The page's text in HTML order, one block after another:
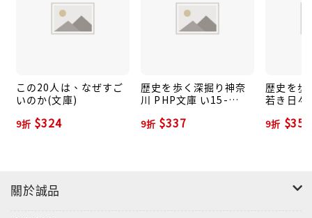
この20人は、なぜすご
いのか(文庫)
9折 $324
歴史を歩く深掘り神奈
川 PHP文庫 い15-
9折 $337
歴史を歩
若き日々
9折 $355
關於誠品